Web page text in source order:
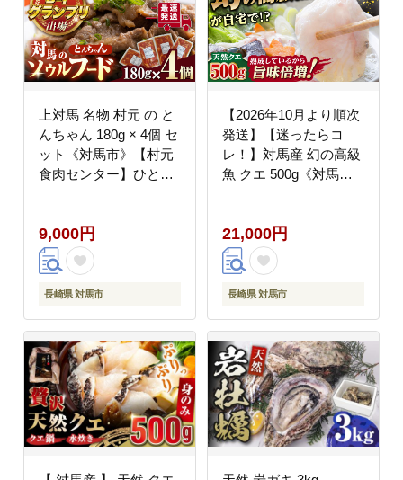
上対馬 名物 村元 の と
んちゃん 180g × 4個 セ
ット《対馬市》【村元
食肉センター】ひとり
[WAU007]
9,000円
長崎県 対馬市
【2026年10月より順次
発送】【迷ったらコ
レ！】対馬産 幻の高級
魚 クエ 500g《対馬
鮮 鮮魚 魚介[WAA004]
21,000円
長崎県 対馬市